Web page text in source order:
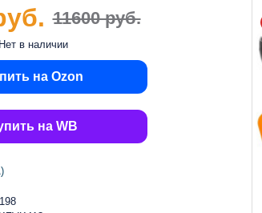
Нет в наличии
11600 руб.
на Ozon
на WB